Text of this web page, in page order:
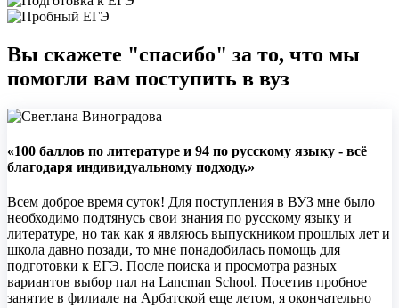
Вы скажете "спасибо" за то, что мы
помогли вам поступить в вуз
«100 баллов по литературе и 94 по русскому языку - всё
благодаря индивидуальному подходу.»
Всем доброе время суток! Для поступления в ВУЗ мне было
необходимо подтянусь свои знания по русскому языку и
литературе, но так как я являюсь выпускником прошлых лет и
школа давно позади, то мне понадобилась помощь для
подготовки к ЕГЭ. После поиска и просмотра разных
вариантов выбор пал на Lancman School. Посетив пробное
занятие в филиале на Арбатской еще летом, я окончательно